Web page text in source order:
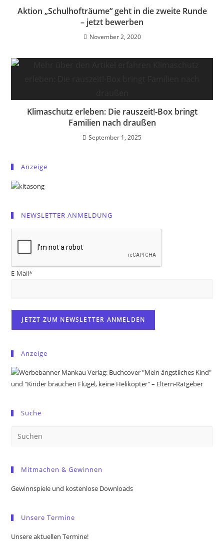
Aktion „Schulhofträume“ geht in die zweite Runde
– jetzt bewerben
November 2, 2020
Klimaschutz erleben: Die rauszeit!-Box bringt
Familien nach draußen
September 1, 2025
Anzeige
NEWSLETTER ANMELDUNG
E-Mail*
Anzeige
Suche
Mitmachen & Gewinnen
Gewinnspiele und kostenlose Downloads
Unsere Termine
Unsere aktuellen Termine!